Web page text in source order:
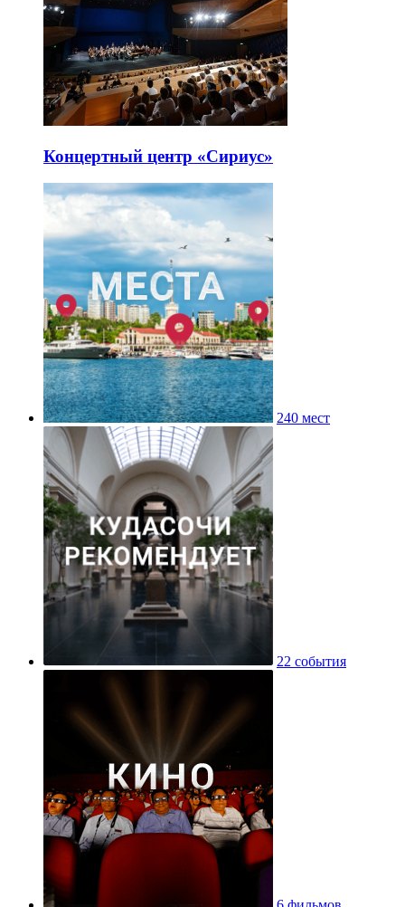
Концертный центр «Сириус»
240 мест
22 события